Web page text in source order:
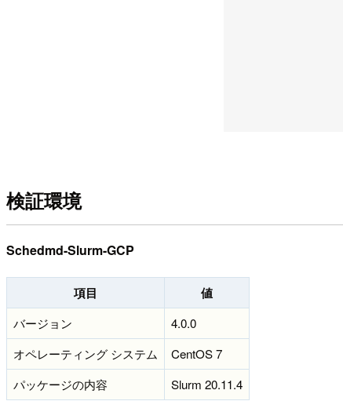
検証環境
Schedmd-Slurm-GCP
項目 値
バージョン
4.0.0
オペレーティング システム
CentOS 7
パッケージの内容
Slurm 20.11.4